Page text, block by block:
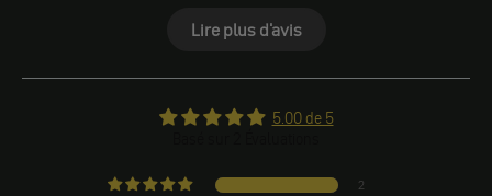
Lire plus d'avis
5.00 de 5
2